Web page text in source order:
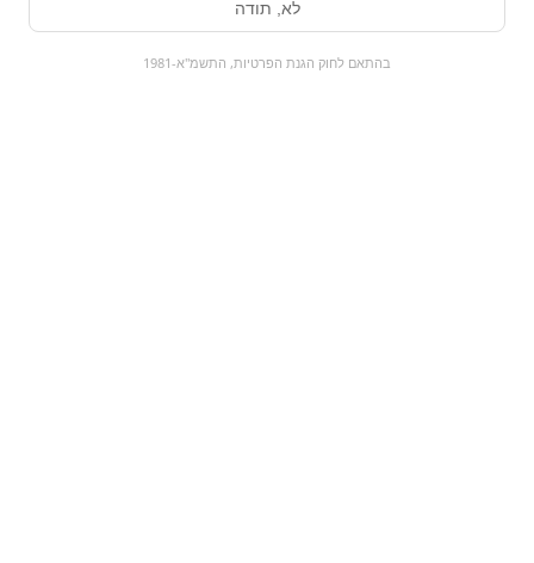
כל המוצרים
0
הקניות שלי מבצעים
לא, תודה
בהתאם לחוק הגנת הפרטיות, התשמ"א-1981